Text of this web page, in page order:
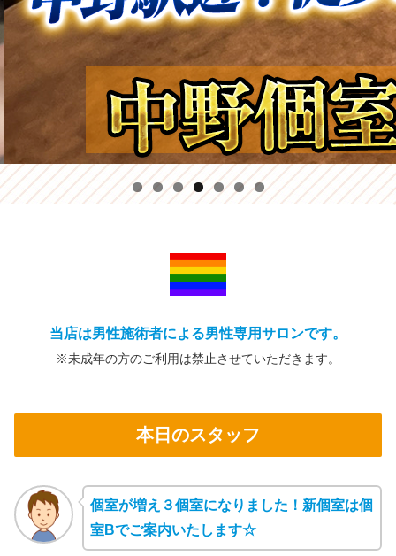
当店は男性施術者による男性専用サロンです。
※未成年の方のご利用は禁止させていただきます。
本日のスタッフ
個室が増え３個室になりました！新個室は個
室Bでご案内いたします☆